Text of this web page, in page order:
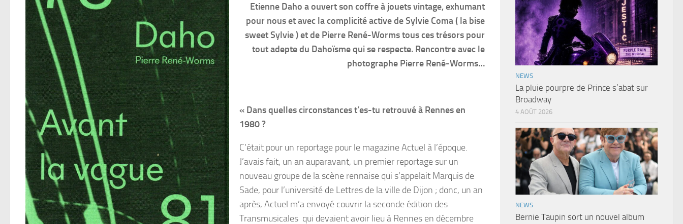
Etienne Daho a ouvert son coffre à jouets vintage, exhumant
pour nous et avec la complicité active de Sylvie Coma ( la bise
sweet Sylvie ) et de Pierre René-Worms tous ces trésors pour
tout adepte du Dahoïsme qui se respecte. Rencontre avec le
photographe Pierre René-Worms…
« Dans quelles circonstances t’es-tu retrouvé à Rennes en
1980 ?
C’était pour un reportage pour le magazine Actuel à l’époque.
J’avais fait, un an auparavant, un premier reportage sur un
nouveau groupe de la scène rennaise qui s’appelait Marquis de
Sade, pour l’université de Lettres de la ville de Dijon ; donc, un an
après, Actuel m’a envoyé couvrir la seconde édition des
Transmusicales qui devaient avoir lieu à Rennes en décembre
NEWS
La pluie pourpre de Prince s’abat sur
Broadway
4 AOÛT 2026
NEWS
Bernie Taupin sort un nouvel album